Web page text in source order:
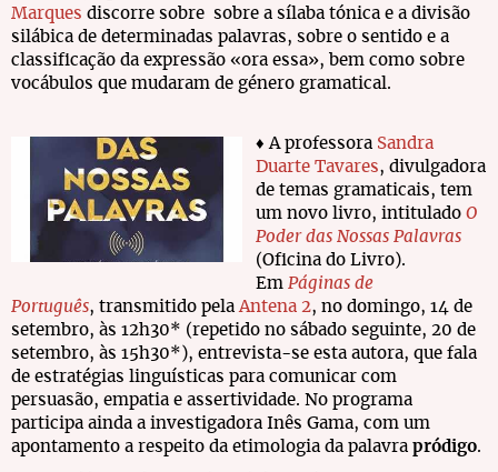
Marques discorre sobre sobre a sílaba tónica e a divisão
silábica de determinadas palavras, sobre o sentido e a
classificação da expressão «ora essa», bem como sobre
vocábulos que mudaram de género gramatical.
♦ A professora Sandra
Duarte Tavares, divulgadora
de temas gramaticais, tem
um novo livro, intitulado O
Poder das Nossas Palavras
(Oficina do Livro).
Em Páginas de
Português, transmitido pelaAntena 2, no domingo, 14 de
setembro, às 12h30* (repetido no sábado seguinte, 20 de
setembro, às 15h30*), entrevista-se esta autora, que fala
de estratégias linguísticas para comunicar com
persuasão, empatia e assertividade. No programa
participa ainda a investigadora Inês Gama, com um
apontamento a respeito da etimologia da palavra pródigo.